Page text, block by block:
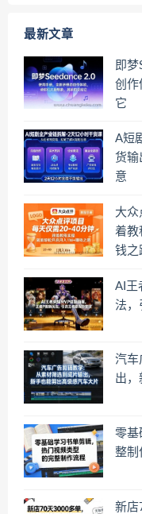
最新文章
即梦
创作
它
A短
货输
意
大众
着教
钱之
AI王
法，
汽车
出，
零基
整制
新店